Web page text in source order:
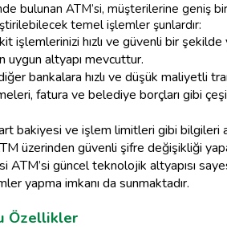
bulunan ATM’si, müşterilerine geniş
temel işlemler şunlardır:
işlemlerinizi hızlı ve güvenli bir
uygun altyapı mevcuttur.
bankalara hızlı ve düşük maliyetli
fatura ve belediye borçları gibi
bakiyesi ve işlem limitleri gibi bilgileri
üzerinden güvenli şifre değişikliği
ATM’si güncel teknolojik altyapısı
yapma imkanı da sunmaktadır.
Özellikler